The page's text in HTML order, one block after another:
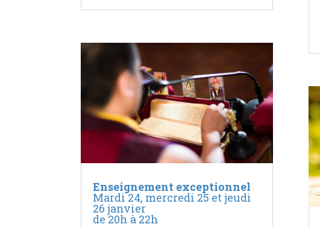
Enseignement exceptionnel
Mardi 24, mercredi 25 et jeudi
26 janvier
de 20h à 22h